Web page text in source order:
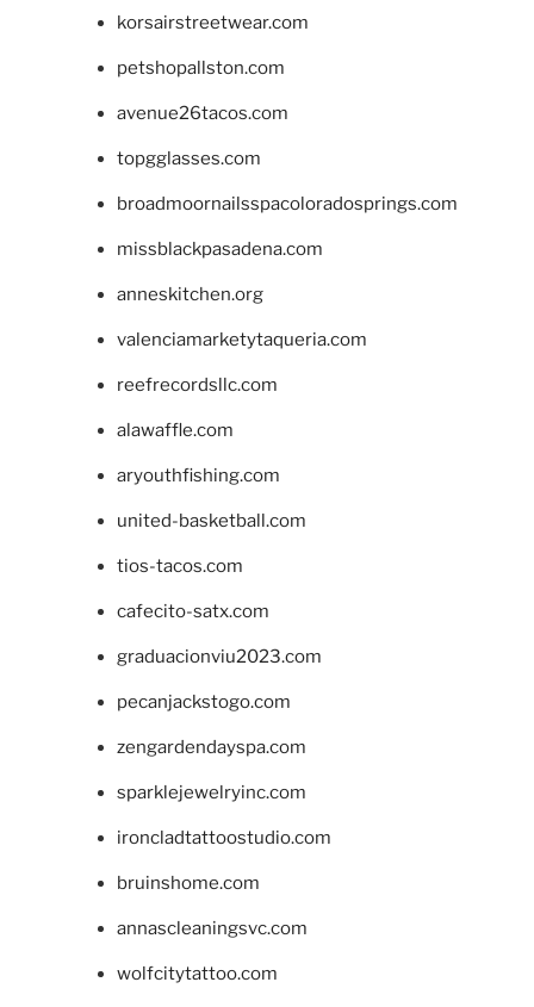
korsairstreetwear.com
petshopallston.com
avenue26tacos.com
topgglasses.com
broadmoornailsspacoloradosprings.com
missblackpasadena.com
anneskitchen.org
valenciamarketytaqueria.com
reefrecordsllc.com
alawaffle.com
aryouthfishing.com
united-basketball.com
tios-tacos.com
cafecito-satx.com
graduacionviu2023.com
pecanjackstogo.com
zengardendayspa.com
sparklejewelryinc.com
ironcladtattoostudio.com
bruinshome.com
annascleaningsvc.com
wolfcitytattoo.com